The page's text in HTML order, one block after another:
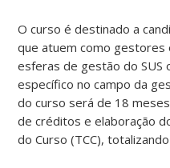
O curso é destinado a
que atuem como gestores
esferas de gestão do SUS
específico no campo da
do curso será de 18
de créditos e elaboração
do Curso (TCC),